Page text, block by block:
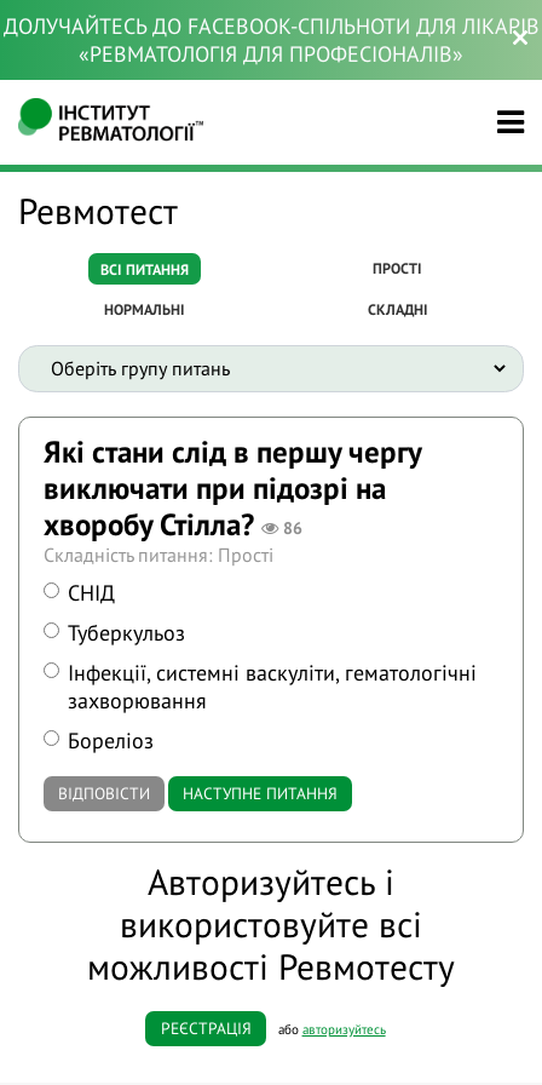
ДОЛУЧАЙТЕСЬ ДО FACEBOOK-СПІЛЬНОТИ ДЛЯ ЛІКАРІВ
«РЕВМАТОЛОГІЯ ДЛЯ ПРОФЕСІОНАЛІВ»
Ревмотест
ВСІ ПИТАННЯ ПРОСТІ
НОРМАЛЬНІ СКЛАДНІ
Які стани слід в першу чергу
виключати при підозрі на
хворобу Стілла?
86
Складність питання: Прості
СНІД
Туберкульоз
Інфекції, системні васкуліти, гематологічні
захворювання
Бореліоз
ВІДПОВІСТИ НАСТУПНЕ ПИТАННЯ
Авторизуйтесь і
використовуйте всі
можливості Ревмотесту
РЕЄСТРАЦІЯ або авторизуйтесь